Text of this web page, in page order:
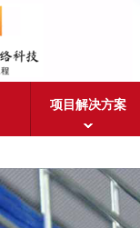
项目解决方案